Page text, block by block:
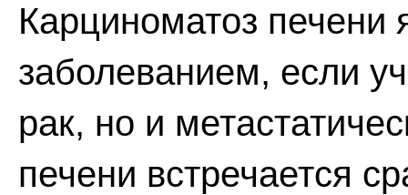
Карциноматоз печени
заболеванием, если
рак, но и
печени встречается